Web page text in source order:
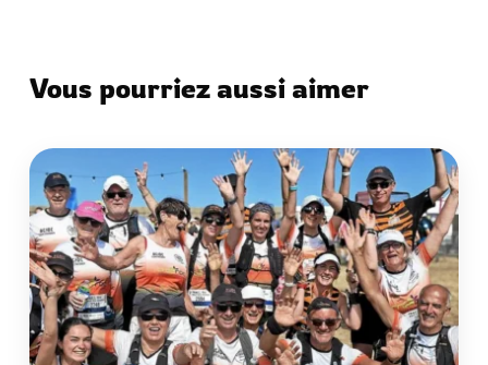
Vous pourriez aussi aimer